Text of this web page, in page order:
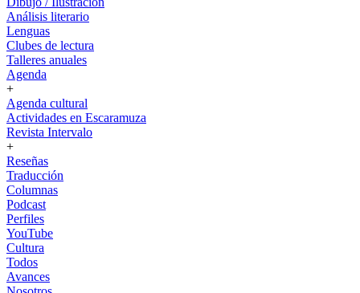
Análisis literario
Lenguas
Clubes de lectura
Talleres anuales
Agenda
+
Agenda cultural
Actividades en Escaramuza
Revista Intervalo
+
Reseñas
Traducción
Columnas
Podcast
Perfiles
YouTube
Cultura
Todos
Avances